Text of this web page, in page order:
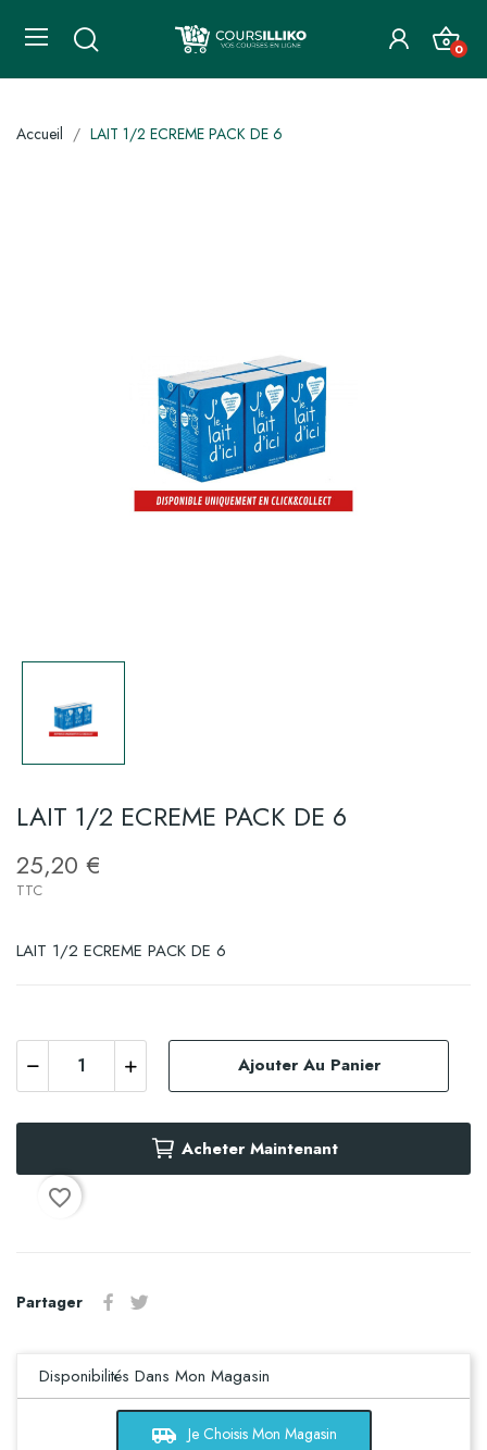
0
Accueil LAIT 1/2 ECREME PACK DE 6
LAIT 1/2 ECREME PACK DE 6
25,20 €
TTC
LAIT 1/2 ECREME PACK DE 6
Ajouter Au Panier
Acheter Maintenant
favorite_border
Partager
Disponibilités Dans Mon Magasin
airport_shuttle Je Choisis Mon Magasin